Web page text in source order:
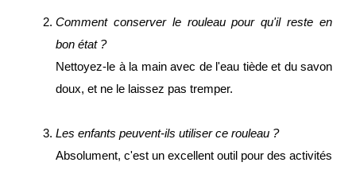
Comment conserver le rouleau pour qu'il reste en
bon état ?
Nettoyez-le à la main avec de l'eau tiède et du savon
doux, et ne le laissez pas tremper.
Les enfants peuvent-ils utiliser ce rouleau ?
Absolument, c'est un excellent outil pour des activités